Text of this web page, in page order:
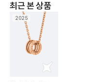
최근 본 상품
2025